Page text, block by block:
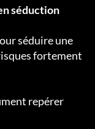
séduction
séduire une
fortement
repérer